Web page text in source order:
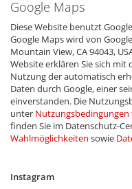
Google Maps
Diese Website benutzt
Google Maps wird von
Mountain View, CA 94043,
Website erklären Sie sich mit
Nutzung der automatisch
Daten durch Google, einer
einverstanden. Die
unter Nutzungsbedingungen
finden Sie im Datenschutz-
Wahlmöglichkeiten sowie
Instagram